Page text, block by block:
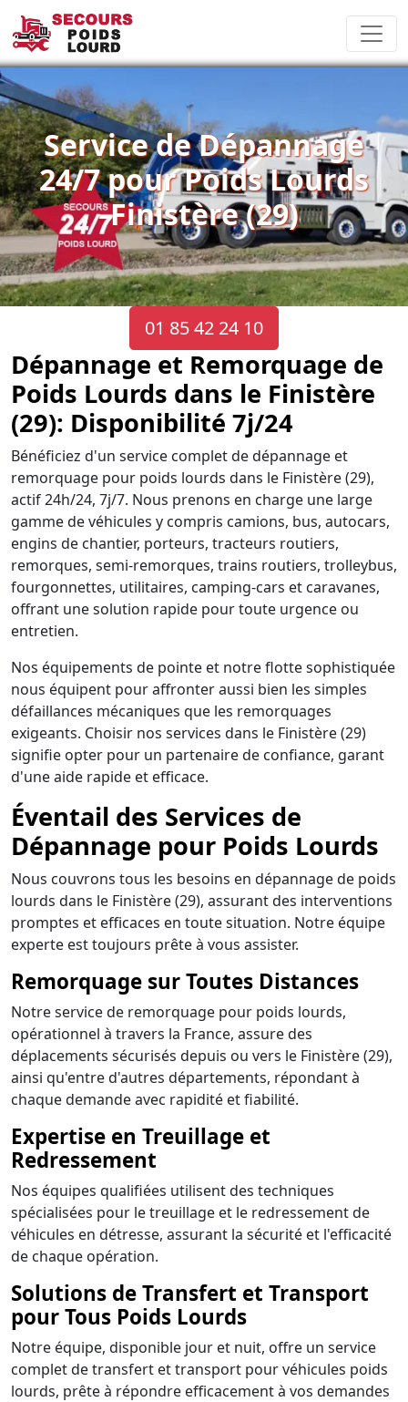
Service de Dépannage
24/7 pour Poids Lourds
Finistère (29)
01 85 42 24 10
Dépannage et Remorquage de
Poids Lourds dans le Finistère
(29): Disponibilité 7j/24
Bénéficiez d'un service complet de dépannage et
remorquage pour poids lourds dans le Finistère (29),
actif 24h/24, 7j/7. Nous prenons en charge une large
gamme de véhicules y compris camions, bus, autocars,
engins de chantier, porteurs, tracteurs routiers,
remorques, semi-remorques, trains routiers, trolleybus,
fourgonnettes, utilitaires, camping-cars et caravanes,
offrant une solution rapide pour toute urgence ou
entretien.
Nos équipements de pointe et notre flotte sophistiquée
nous équipent pour affronter aussi bien les simples
défaillances mécaniques que les remorquages
exigeants. Choisir nos services dans le Finistère (29)
signifie opter pour un partenaire de confiance, garant
d'une aide rapide et efficace.
Éventail des Services de
Dépannage pour Poids Lourds
Nous couvrons tous les besoins en dépannage de poids
lourds dans le Finistère (29), assurant des interventions
promptes et efficaces en toute situation. Notre équipe
experte est toujours prête à vous assister.
Remorquage sur Toutes Distances
Notre service de remorquage pour poids lourds,
opérationnel à travers la France, assure des
déplacements sécurisés depuis ou vers le Finistère (29),
ainsi qu'entre d'autres départements, répondant à
chaque demande avec rapidité et fiabilité.
Expertise en Treuillage et
Redressement
Nos équipes qualifiées utilisent des techniques
spécialisées pour le treuillage et le redressement de
véhicules en détresse, assurant la sécurité et l'efficacité
de chaque opération.
Solutions de Transfert et Transport
pour Tous Poids Lourds
Notre équipe, disponible jour et nuit, offre un service
complet de transfert et transport pour véhicules poids
lourds, prête à répondre efficacement à vos demandes